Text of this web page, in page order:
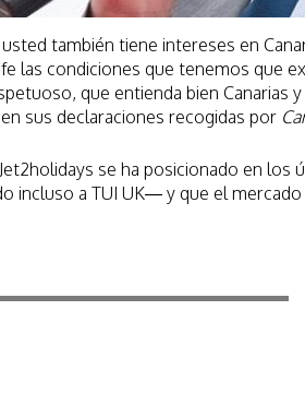
también tiene intereses en
las condiciones que tenemos que
que entienda bien Canarias
sus declaraciones recogidas por
se ha posicionado en
incluso a TUI UK— y que el